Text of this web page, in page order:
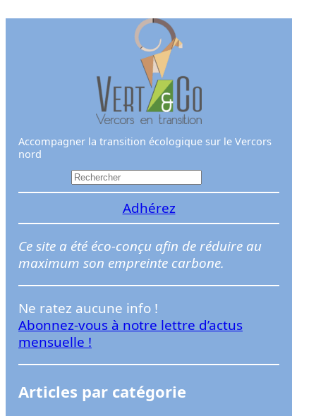
Accompagner la transition écologique sur le Vercors
nord
e
h
e
r
e
r
Adhérez
Ce site a été éco-conçu afin de réduire au
maximum son empreinte carbone.
Ne ratez aucune info !
Abonnez-vous à notre lettre d’actus
mensuelle !
Articles par catégorie